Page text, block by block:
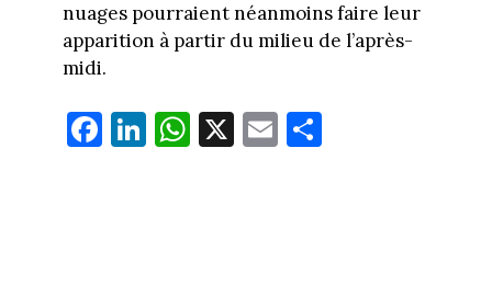
nuages pourraient néanmoins faire leur
apparition à partir du milieu de l’après-
midi.
Fa
ce
Li
nk
W
ha
X E
m
Pa
rt